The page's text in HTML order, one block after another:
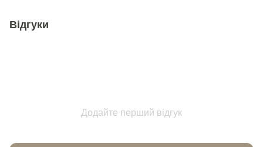
Відгуки
Додайте перший відгук